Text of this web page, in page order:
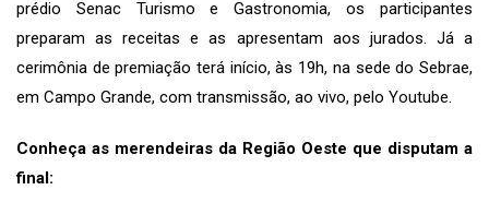
prédio Senac Turismo e Gastronomia, os participantes
preparam as receitas e as apresentam aos jurados. Já a
cerimônia de premiação terá início, às 19h, na sede do Sebrae,
em Campo Grande, com transmissão, ao vivo, pelo Youtube.
Conheça as merendeiras da Região Oeste que disputam a
final: